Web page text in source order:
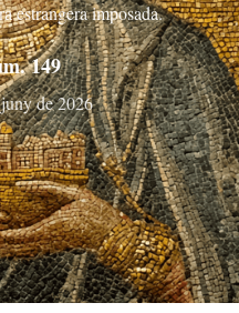
estrangera imposada.
149
de 2026